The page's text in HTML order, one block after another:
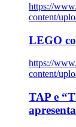
https://
content/
LEGO
https://
content/
TAP e